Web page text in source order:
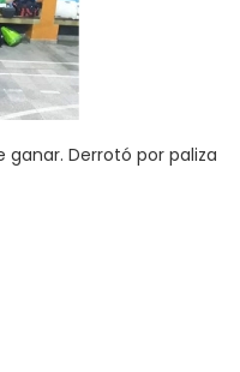
ganar. Derrotó por paliza